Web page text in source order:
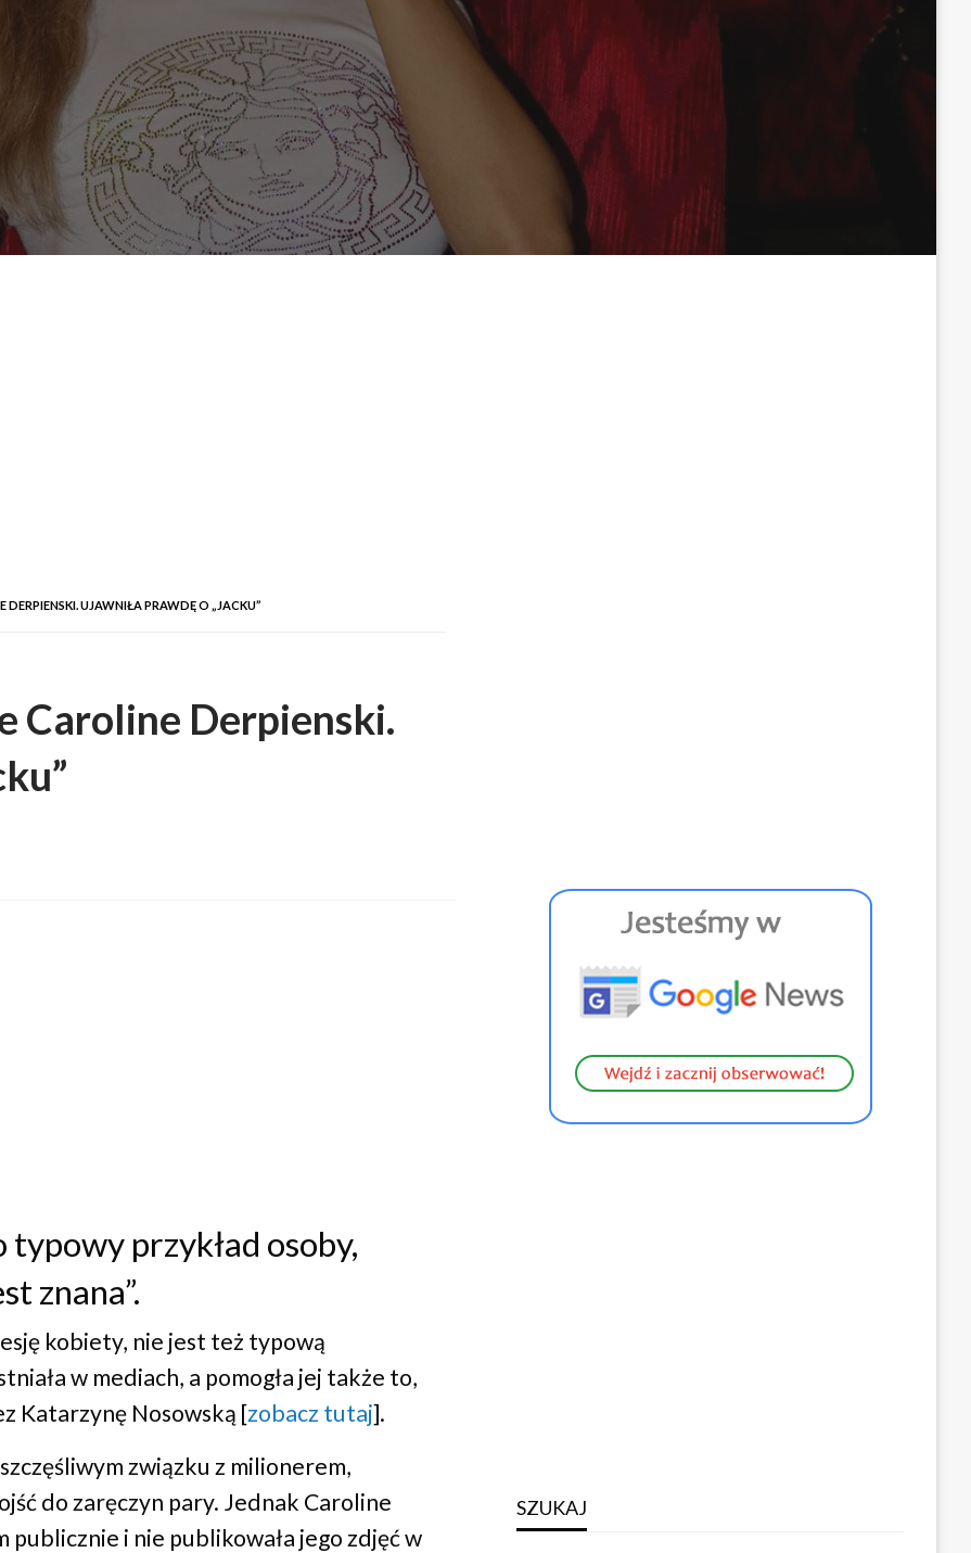
UJAWNIŁA PRAWDĘ O „JACKU”
Caroline Derpienski.
przykład osoby,
znana”.
kobiety, nie jest też typową
w mediach, a pomogła jej także to,
Katarzynę Nosowską [zobacz tutaj].
związku z milionerem,
do zaręczyn pary. Jednak Caroline
publicznie i nie publikowała jego zdjęć w
SZUKAJ